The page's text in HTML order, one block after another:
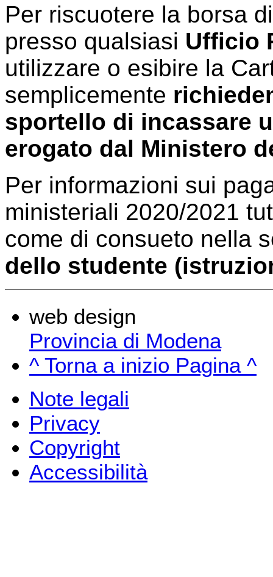
Per riscuotere la borsa
presso qualsiasi Ufficio
utilizzare o esibire la
semplicemente
sportello di incassare
erogato dal Ministero
Per informazioni sui
ministeriali 2020/2021
come di consueto nella
dello studente
web design
Provincia di Modena
^ Torna a inizio Pagina ^
Note legali
Privacy
Copyright
Accessibilità